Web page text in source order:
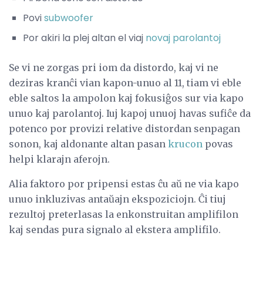
Povisubwoofer
Por akiri la plej altan el viaj novaj parolantoj
Se vi ne zorgas pri iom da distordo, kaj vi ne
deziras kranĉi vian kapon-unuo al 11, tiam vi eble
eble saltos la ampolon kaj fokusiĝos sur via kapo
unuo kaj parolantoj. Iuj kapoj unuoj havas sufiĉe da
potenco por provizi relative distordan senpagan
sonon, kaj aldonante altan pasan krucon povas
helpi klarajn aferojn.
Alia faktoro por pripensi estas ĉu aŭ ne via kapo
unuo inkluzivas antaŭajn ekspoziciojn. Ĉi tiuj
rezultoj preterlasas la enkonstruitan amplifilon
kaj sendas pura signalo al ekstera amplifilo.